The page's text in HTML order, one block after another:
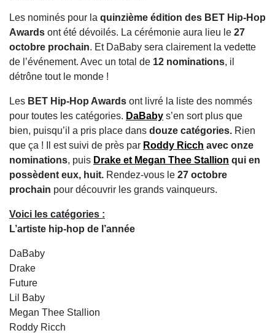
Les nominés pour la quinzième édition des BET Hip-Hop
Awards ont été dévoilés. La cérémonie aura lieu le 27
octobre prochain. Et DaBaby sera clairement la vedette
de l’événement. Avec un total de 12 nominations, il
détrône tout le monde !
Les BET Hip-Hop Awards ont livré la liste des nommés
pour toutes les catégories. DaBaby s’en sort plus que
bien, puisqu’il a pris place dans douze catégories. Rien
que ça ! Il est suivi de près par Roddy Ricch avec onze
nominations, puis Drake et Megan Thee Stallion qui en
possèdent eux, huit. Rendez-vous le 27 octobre
prochain pour découvrir les grands vainqueurs.
Voici les catégories :
L’artiste hip-hop de l’année
DaBaby
Drake
Future
Lil Baby
Megan Thee Stallion
Roddy Ricch